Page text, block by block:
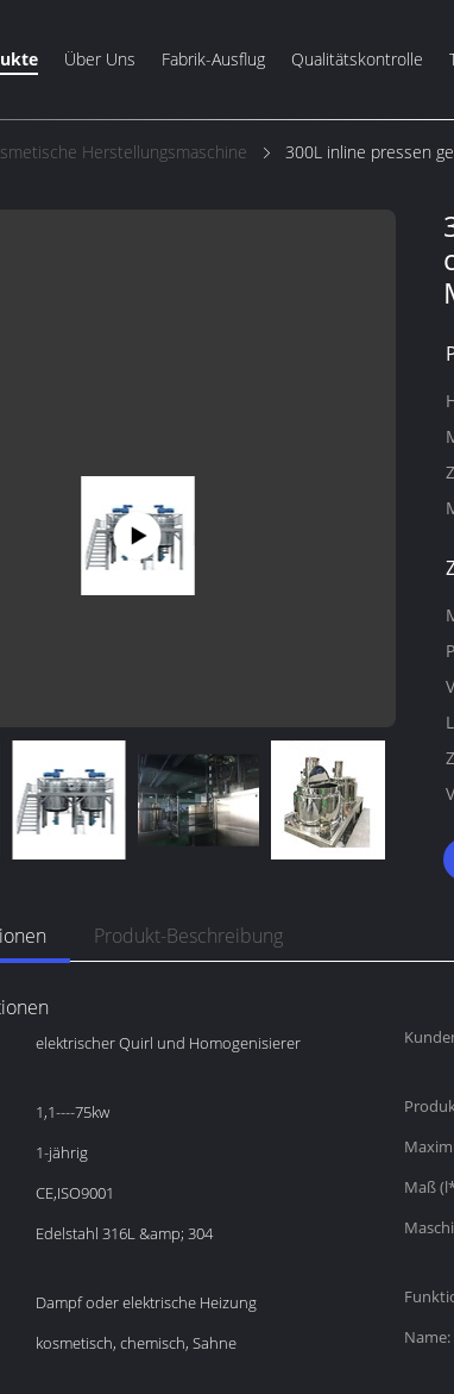
Über Uns Fabrik-Ausflug Qualitätskontrolle
Herstellungsmaschine 300L inline pressen
Produkt-Beschreibung
elektrischer Quirl und Homogenisierer
1,1----75kw
1-jährig
CE,ISO9001 Maß
Edelstahl 316L &amp; 304
Dampf oder elektrische Heizung
kosmetisch, chemisch, Sahne Name: